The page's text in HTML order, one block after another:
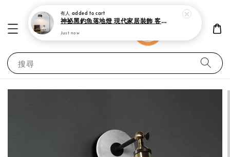
搜尋
有人 added to cart
神祕黑釣魚落地燈 現代家居裝飾 客廳 書房與臥室立燈
Just now